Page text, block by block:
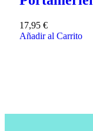
17,95 €
Añadir al Carrito